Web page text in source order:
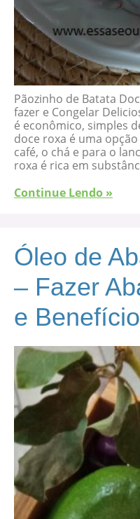
Pãozinho de Batata
fazer e Congelar
é econômico, simples
doce roxa é uma
café, o chá e para o
roxa é rica em
Continue Lendo »
Óleo de
– Fazer
e